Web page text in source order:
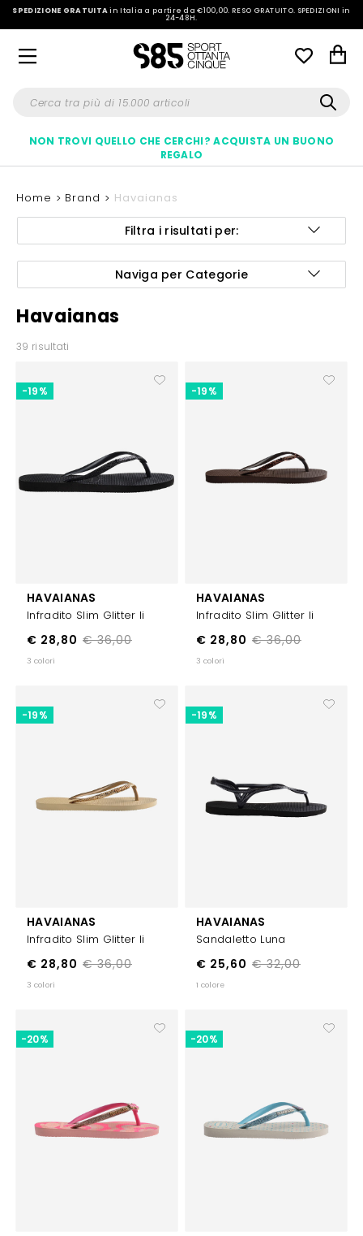
SPEDIZIONE GRATUITAin Italia a partire da €100,00.RESO GRATUITO. SPEDIZIONI in
24-48H.
NON TROVI QUELLO CHE CERCHI? ACQUISTA UN BUONO
REGALO
Home Brand Havaianas
Havaianas
Filtra i risultati per:
Naviga per Categorie
39 risultati
HAVAIANAS
Infradito Slim Glitter Ii
€ 36,00
€ 28,80
-19%
3 colori
HAVAIANAS
Infradito Slim Glitter Ii
€ 36,00
€ 28,80
-19%
3 colori
HAVAIANAS
Infradito Slim Glitter Ii
€ 36,00
€ 28,80
-19%
3 colori
HAVAIANAS
Sandaletto Luna
€ 32,00
€ 25,60
-19%
1 colore
-20% -20%